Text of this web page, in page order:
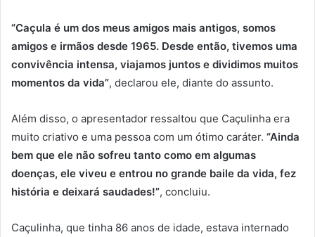
“Caçula é um dos meus amigos mais antigos, somos
amigos e irmãos desde 1965. Desde então, tivemos uma
convivência intensa, viajamos juntos e dividimos muitos
momentos da vida”, declarou ele, diante do assunto.
Além disso, o apresentador ressaltou que Caçulinha era
muito criativo e uma pessoa com um ótimo caráter. “Ainda
bem que ele não sofreu tanto como em algumas
doenças, ele viveu e entrou no grande baile da vida, fez
história e deixará saudades!”, concluiu.
Caçulinha, que tinha 86 anos de idade, estava internado